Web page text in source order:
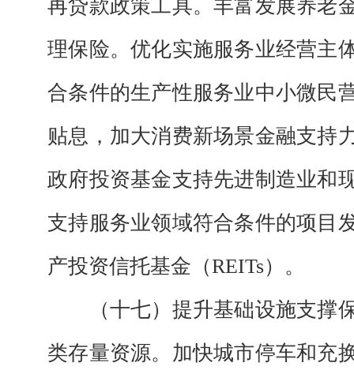
再贷款政策工具。丰富发展养老
理保险。优化实施服务业经营主
合条件的生产性服务业中小微民
贴息，加大消费新场景金融支持
政府投资基金支持先进制造业和
支持服务业领域符合条件的项目
产投资信托基金（REITs）。
（十七）提升基础设施支撑
类存量资源。加快城市停车和充